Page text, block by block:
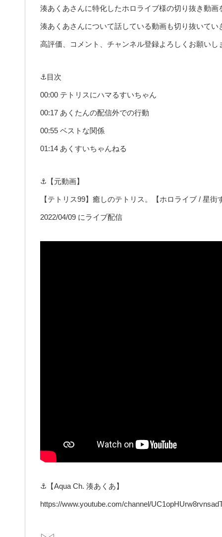
湊あくあさんに特化したホロライブ様の切り抜き動画
湊あくあさんについて話している動画も切り抜いてい
高評価、コメント、チャンネル登録よろしくお願いし
⚓目次
00:00 テトリスにハマるすいちゃん
00:17 あくたんの配信外での行動
00:55 ベストな関係
01:14 あくすいちゃんねる
⚓【元動画】
【テトリス99】癒しのテトリス。【ホロライブ / 星街
2022/04/09 にライブ配信
⚓【Aqua Ch. 湊あくあ】
https://www.youtube.com/channel/